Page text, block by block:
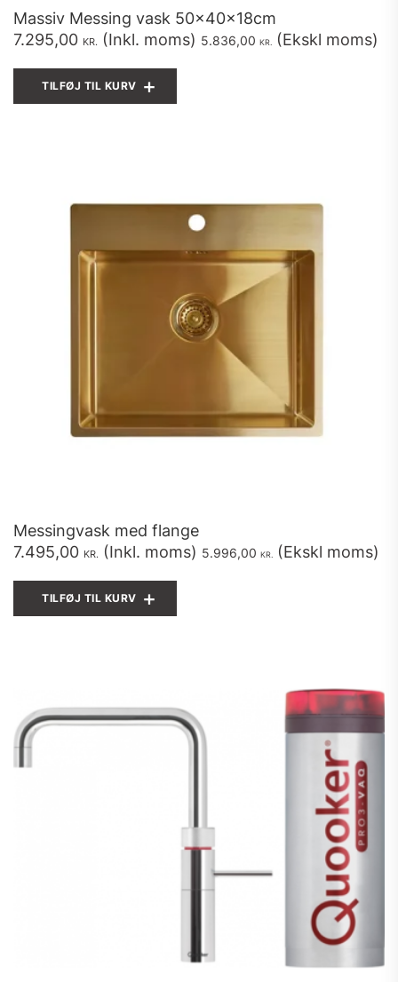
Massiv Messing vask 50x40x18cm
7.295,00 KR. (Inkl. moms) 5.836,00 KR. (Ekskl moms)
TILFØJ TIL KURV
Messingvask med flange
7.495,00 KR. (Inkl. moms) 5.996,00 KR. (Ekskl moms)
TILFØJ TIL KURV